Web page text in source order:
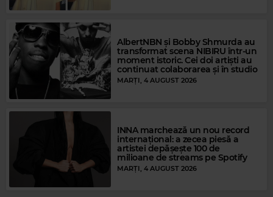
Magic Gold
ARETHA FRANKLIN–(YOU MAKE ME FEEL LIKE) A NATURAL WOMAN
AlbertNBN și Bobby Shmurda au
transformat scena NIBIRU într-un
moment istoric. Cei doi artiști au
continuat colaborarea și în studio
MARȚI, 4 AUGUST 2026
INNA marchează un nou record
internațional: a zecea piesă a
artistei depășește 100 de
milioane de streams pe Spotify
MARȚI, 4 AUGUST 2026